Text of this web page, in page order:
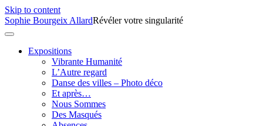
Skip to content
Sophie Bourgeix AllardRévéler votre singularité
Expositions
Vibrante Humanité
L’Autre regard
Danse des villes – Photo déco
Et après…
Nous Sommes
Des Masqués